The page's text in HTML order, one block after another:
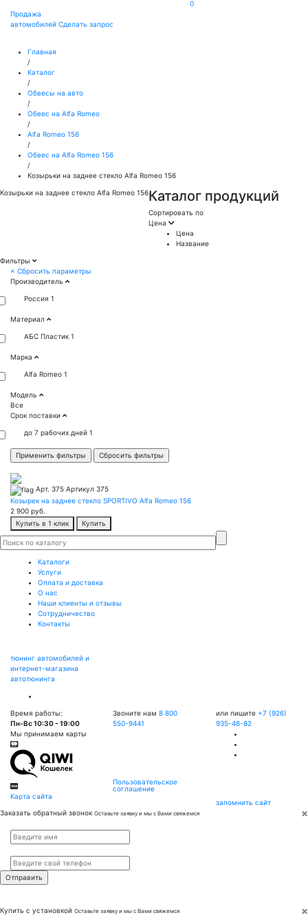
0
Продажа
автомобилей Сделать запрос
Главная
/
Каталог
/
Обвесы на авто
/
Обвес на Alfa Romeo
/
Alfa Romeo 156
/
Обвес на Alfa Romeo 156
/
Козырьки на заднее стекло Alfa Romeo 156
Козырьки на заднее стекло Alfa Romeo 156Каталог продукций
Сортировать по
Цена
Цена
Название
Фильтры
× Сбросить параметры
Производитель
Россия 1
Материал
АБС Пластик 1
Марка
Alfa Romeo 1
Модель
Все
Срок поставки
до 7 рабочих дней 1
Арт. 375 Артикул 375
Козырек на заднее стекло SPORTIVO Alfa Romeo 156
2 900 руб.
Купить в 1 клик
Купить
Каталоги
Услуги
Оплата и доставка
О нас
Наши клиенты и отзывы
Сотрудничество
Контакты
тюнинг автомобилей и
интернет-магазина
автотюнинга
Время работы:
Пн-Вс 10:30 - 19:00
Мы принимаем карты
Карта сайта
Звоните нам 8 800
550-9441
Пользовательское
соглашение
или пишите +7 (926)
935-48-82
запомнить сайт
×
Заказать обратный звонок Оставьте заявку и мы с Вами свяжемся
×
Купить с установкой Оставьте заявку и мы с Вами свяжемся